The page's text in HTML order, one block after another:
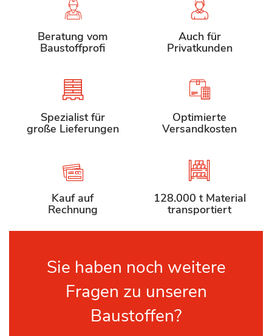
Beratung vom
Baustoffprofi
Auch für
Privatkunden
Spezialist für
große Lieferungen
Optimierte
Versandkosten
Kauf auf
Rechnung
128.000 t Material
transportiert
Sie haben noch weitere
Fragen zu unseren
Baustoffen?